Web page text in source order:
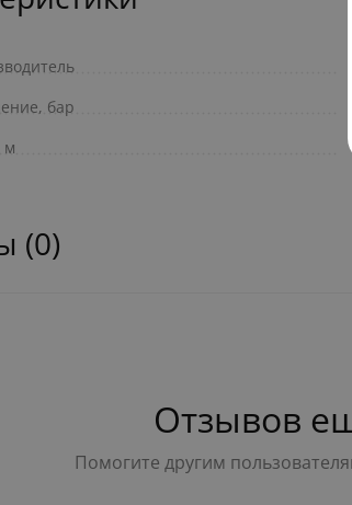
бар
м
(0)
Отзывов
Помогите другим